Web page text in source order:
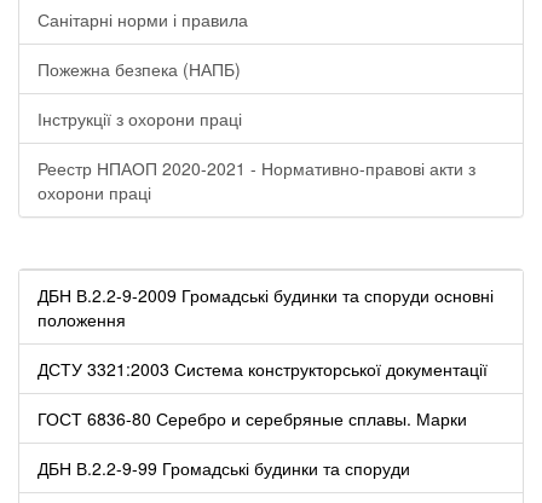
Санітарні норми і правила
Пожежна безпека (НАПБ)
Інструкції з охорони праці
Реестр НПАОП 2020-2021 - Нормативно-правові акти з
охорони праці
ДБН В.2.2-9-2009 Громадські будинки та споруди основні
положення
ДСТУ 3321:2003 Система конструкторської документації
ГОСТ 6836-80 Серебро и серебряные сплавы. Марки
ДБН В.2.2-9-99 Громадські будинки та споруди